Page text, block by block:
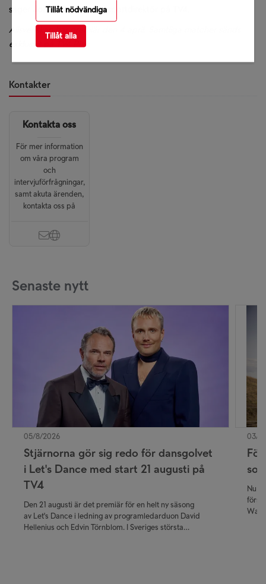
Tillåt nödvändiga
Tillåt alla
säger
Johan Cederqvist, sportdirektör på TV4.
Allsvenskan har premiär den 4 april. Samtliga matcher sänds
exklusivt på TV4 Play.
Kontakter
Kontakta oss
För mer information
om våra program
och
intervjuförfrågningar,
samt akuta ärenden,
kontakta oss på
Senaste nytt
05/8/2026
Stjärnorna gör sig redo för dansgolvet
i Let's Dance med start 21 augusti på
TV4
Den 21 augusti är det premiär för en helt ny säsong
av Let's Dance i ledning av programledarduon David
Hellenius och Edvin Törnblom. I Sveriges största
03/
Nu